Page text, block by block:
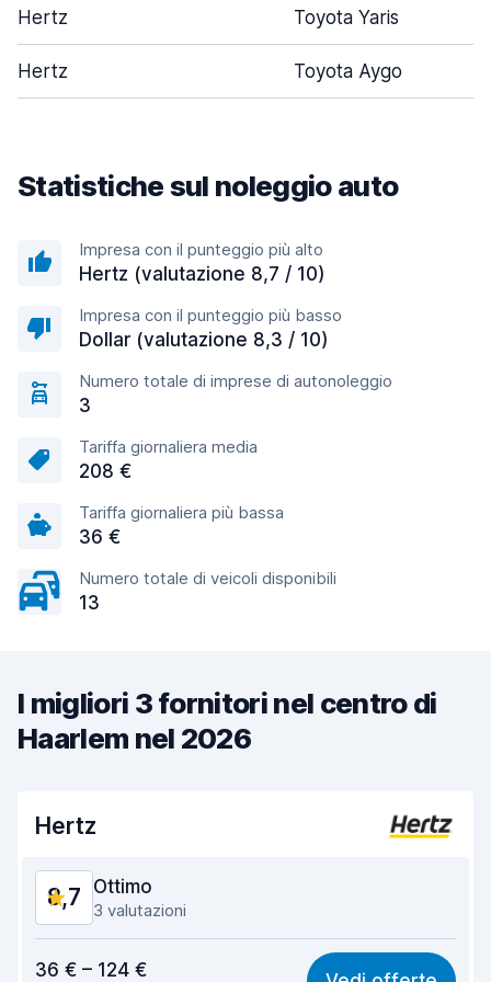
Hertz Toyota Yaris
Hertz Toyota Aygo
Statistiche sul noleggio auto
Impresa con il punteggio più alto
Hertz (valutazione 8,7 / 10)
Impresa con il punteggio più basso
Dollar (valutazione 8,3 / 10)
Numero totale di imprese di autonoleggio
3
Tariffa giornaliera media
208 €
Tariffa giornaliera più bassa
36 €
Numero totale di veicoli disponibili
13
I migliori 3 fornitori nel centro di
Haarlem nel 2026
Hertz
8,7 Ottimo
3 valutazioni
8,8
36 € – 124 €